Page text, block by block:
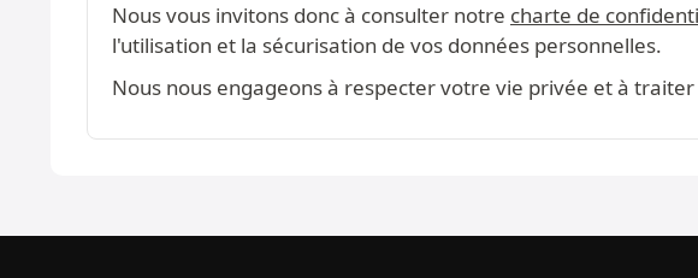
Nous vous invitons donc à consulter notre charte de
l'utilisation et la sécurisation de vos données personnelles.
Nous nous engageons à respecter votre vie privée et à